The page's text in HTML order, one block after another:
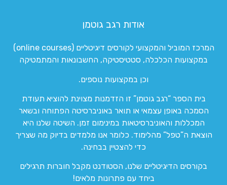
אודות רגב גוטמן
המרכז המוביל והמקצועי לקורסים דיגיטליים (online courses)
במקצועות הכלכלה, סטטיסטיקה, החשבונאות והמתמטיקה
וכן במקצועות נוספים.
בית הספר “רגב גוטמן” זו הזדמנות מצוינת להוציא תעודת
הסמכה באופן עצמאי או תואר באוניברסיטה הפתוחה ובשאר
המכללות והאוניברסיטאות במינימום זמן. השיטה שלנו היא
הוצאת ה”טפל” מהלימוד. כלומר אנו מלמדים בדיוק מה שצריך
כדי להצטיין בבחינה.
בקורסים הדיגיטליים שלנו, הסטודנט מקבל חוברות תרגילים
ביחד עם פתרונות מלאים!